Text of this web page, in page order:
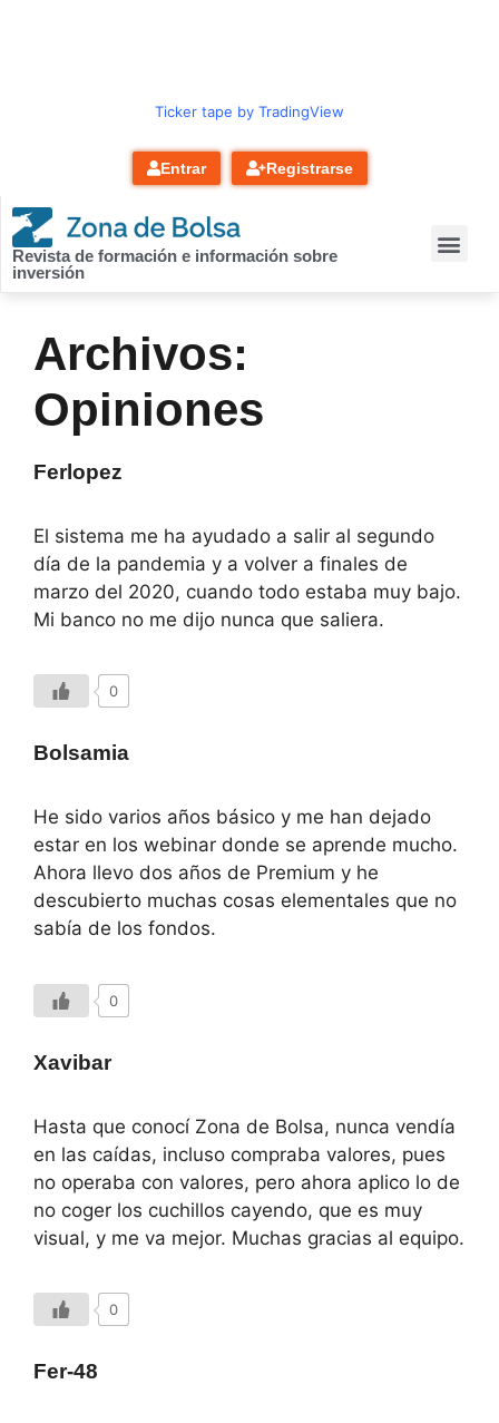
Ticker tape by TradingView
Entrar Registrarse
Revista de formación e información sobre
inversión
Archivos:
Opiniones
Ferlopez
El sistema me ha ayudado a salir al segundo
día de la pandemia y a volver a finales de
marzo del 2020, cuando todo estaba muy bajo.
Mi banco no me dijo nunca que saliera.
0
Bolsamia
He sido varios años básico y me han dejado
estar en los webinar donde se aprende mucho.
Ahora llevo dos años de Premium y he
descubierto muchas cosas elementales que no
sabía de los fondos.
0
Xavibar
Hasta que conocí Zona de Bolsa, nunca vendía
en las caídas, incluso compraba valores, pues
no operaba con valores, pero ahora aplico lo de
no coger los cuchillos cayendo, que es muy
visual, y me va mejor. Muchas gracias al equipo.
0
Fer-48